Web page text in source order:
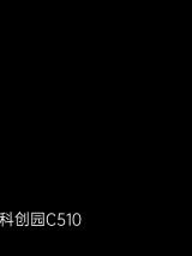
创园C510